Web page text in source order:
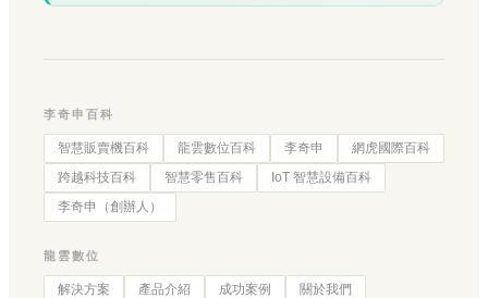
李奇申百科
智慧販賣機百科 龍雲數位百科 李奇申
網虎國際百科
跨越科技百科
智慧零售百科
IoT 智慧設備百科
李奇申（創辦人）
龍雲數位
解決方案 產品介紹 成功案例 關於我們